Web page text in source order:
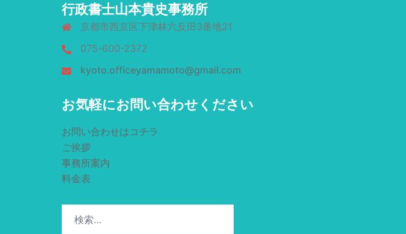
行政書士山本貴史事務所
京都市西京区下津林六反田3番地21
075-600-2372
kyoto.officeyamamoto@gmail.com
お気軽にお問い合わせください
お問い合わせはコチラ
ご挨拶
事務所案内
料金表